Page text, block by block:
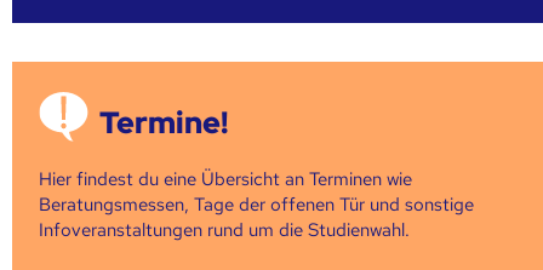
Termine!
Hier findest du eine Übersicht an Terminen wie
Beratungsmessen, Tage der offenen Tür und sonstige
Infoveranstaltungen rund um die Studienwahl.